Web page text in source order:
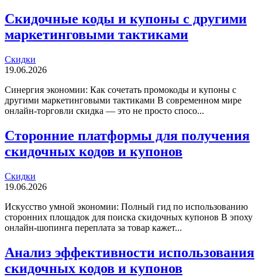
Скидочные коды и купоны с другими
маркетинговыми тактиками
Скидки
19.06.2026
Синергия экономии: Как сочетать промокоды и купоны с
другими маркетинговыми тактиками В современном мире
онлайн-торговли скидка — это не просто спосо...
Сторонние платформы для получения
скидочных кодов и купонов
Скидки
19.06.2026
Искусство умной экономии: Полный гид по использованию
сторонних площадок для поиска скидочных купонов В эпоху
онлайн-шопинга переплата за товар кажет...
Анализ эффективности использования
скидочных кодов и купонов